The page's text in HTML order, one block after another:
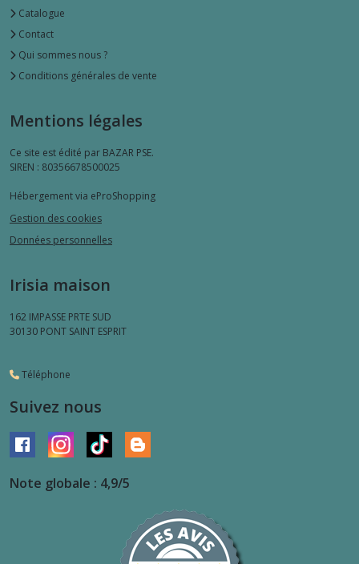
Catalogue
Contact
Qui sommes nous ?
Conditions générales de vente
Mentions légales
Ce site est édité par BAZAR PSE.
SIREN : 80356678500025
Hébergement via eProShopping
Gestion des cookies
Données personnelles
Irisia maison
162 IMPASSE PRTE SUD
30130 PONT SAINT ESPRIT
Téléphone
Suivez nous
Note globale : 4,9/5